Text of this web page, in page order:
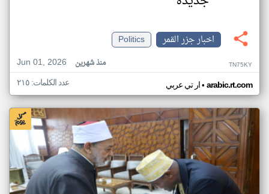
اخبار جزر القمر
Politics
Jun 01, 2026
منذ شهرين TN75KY
ار تي عربي• arabic.rt.com عدد الكلمات: ٢١٥